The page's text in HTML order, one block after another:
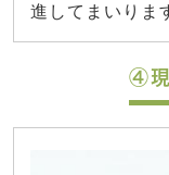
進してまいりま
④現